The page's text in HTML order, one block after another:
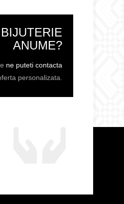
ANUME?
ne puteti contacta
personalizata.